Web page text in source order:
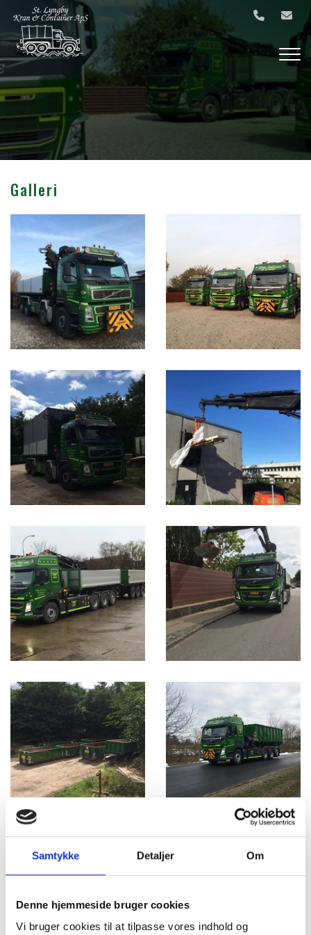
Samtykke Detaljer Om
Denne hjemmeside bruger cookies
Vi bruger cookies til at tilpasse vores indhold og
hovedindhold
Galleri